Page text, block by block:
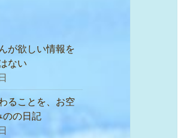
展
が欲しい情報を
ない
ることを、お空
のの日記